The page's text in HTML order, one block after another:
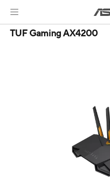
TUF Gaming AX4200